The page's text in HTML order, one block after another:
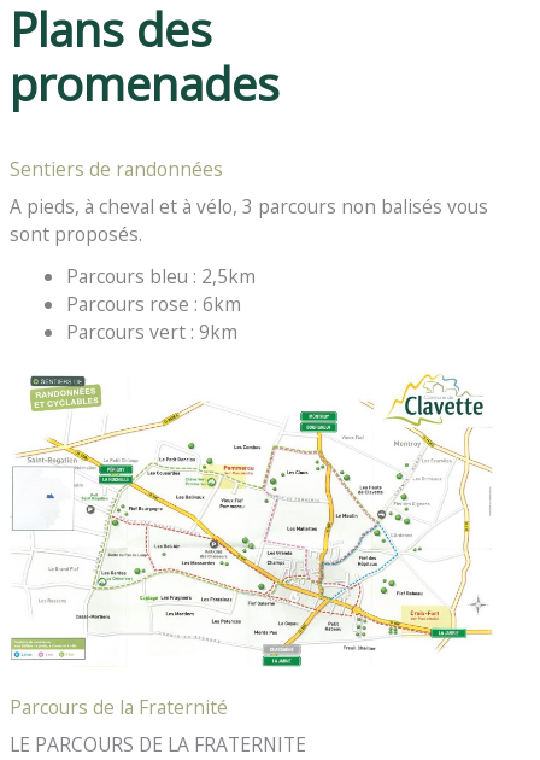
Plans des
promenades
Sentiers de randonnées
A pieds, à cheval et à vélo, 3 parcours non balisés vous
sont proposés.
Parcours bleu : 2,5km
Parcours rose : 6km
Parcours vert : 9km
Parcours de la Fraternité
LE PARCOURS DE LA FRATERNITE